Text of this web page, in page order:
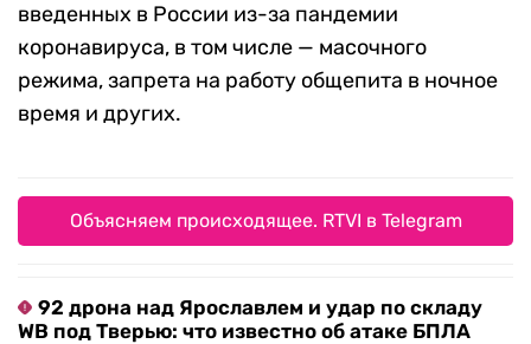
введенных в России из-за пандемии
коронавируса, в том числе — масочного
режима, запрета на работу общепита в ночное
время и других.
Объясняем происходящее. RTVI в Telegram
92 дрона над Ярославлем и удар по складу
WB под Тверью: что известно об атаке БПЛА